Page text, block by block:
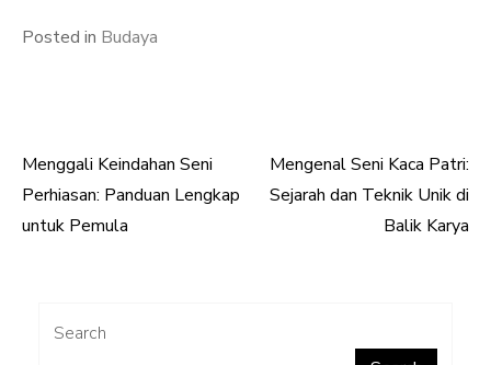
Posted in Budaya
Post
navigation
Menggali Keindahan Seni
Perhiasan: Panduan Lengkap
untuk Pemula
Mengenal Seni Kaca Patri:
Sejarah dan Teknik Unik di
Balik Karya
Search